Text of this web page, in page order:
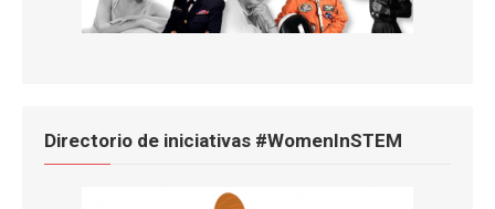
Directorio de iniciativas #WomenInSTEM